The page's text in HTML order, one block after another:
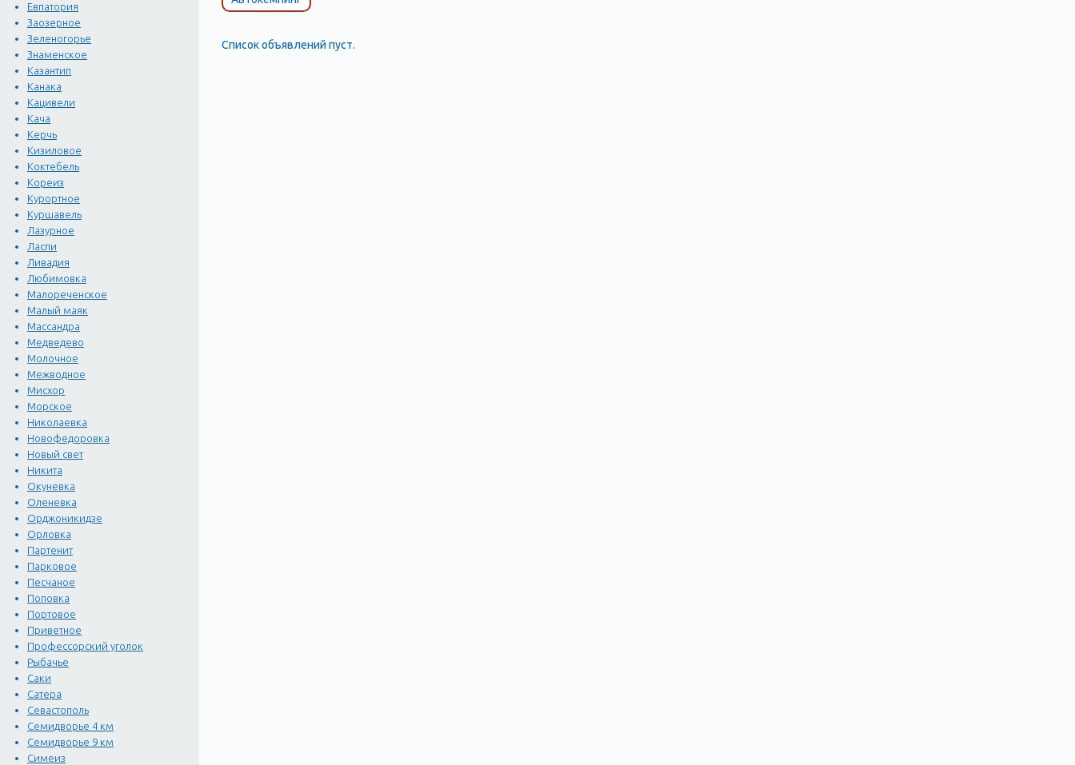
Евпатория
Заозерное
Зеленогорье
Знаменское
Казантип
Канака
Кацивели
Кача
Керчь
Кизиловое
Коктебель
Кореиз
Курортное
Куршавель
Лазурное
Ласпи
Ливадия
Любимовка
Малореченское
Малый маяк
Массандра
Медведево
Молочное
Межводное
Мисхор
Морское
Николаевка
Новофедоровка
Новый свет
Никита
Окуневка
Оленевка
Орджоникидзе
Орловка
Партенит
Парковое
Песчаное
Поповка
Портовое
Приветное
Профессорский уголок
Рыбачье
Саки
Сатера
Севастополь
Семидворье 4 км
Семидворье 9 км
Симеиз
Список объявлений пуст.